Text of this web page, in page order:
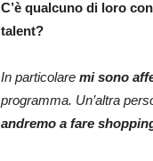
C’è qualcuno di loro
talent?
In particolare mi sono
programma. Un’altra
andremo a fare